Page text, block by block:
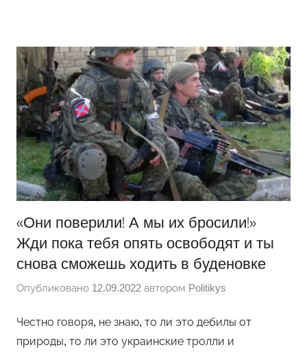
содержимому
сайт
WordPress
«Они поверили! А мы их бросили!»
Жди пока тебя опять освободят и ты
снова сможешь ходить в буденовке
Опубликовано 12.09.2022 автором Politikys
Честно говоря, не знаю, то ли это дебилы от
природы, то ли это украинские тролли и